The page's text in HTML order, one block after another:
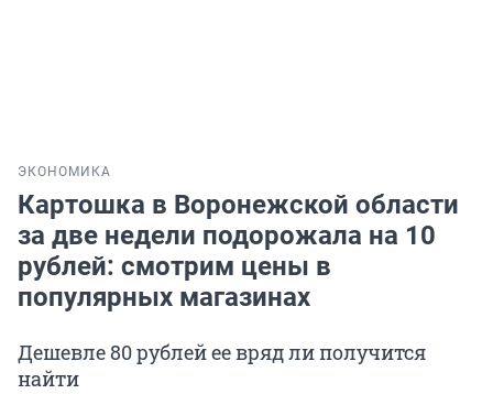
ЭКОНОМИКА
Картошка в Воронежской области
за две недели подорожала на 10
рублей: смотрим цены в
популярных магазинах
Дешевле 80 рублей ее вряд ли получится
найти